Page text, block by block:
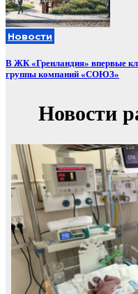
Новости
В ЖК «Гренландия» впервые
группы компаний «СОЮЗ»